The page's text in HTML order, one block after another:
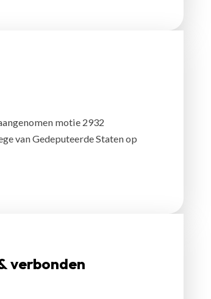
motie 2932
van Gedeputeerde Staten op
verbonden